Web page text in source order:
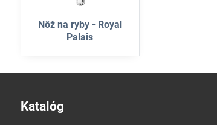
Nôž na ryby - Royal
Palais
Katalóg